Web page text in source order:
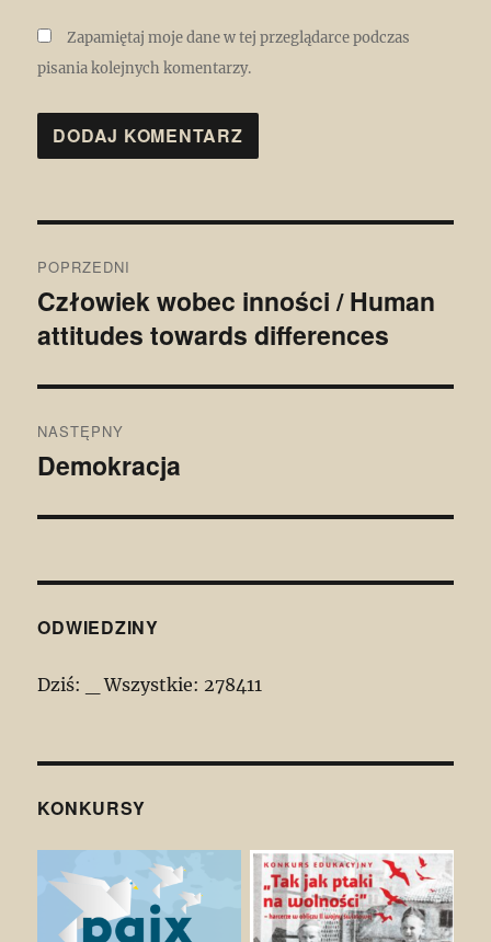
Zapamiętaj moje dane w tej przeglądarce podczas
pisania kolejnych komentarzy.
wpisu
POPRZEDNI
Poprzedni
wpis:
Człowiek wobec inności / Human
attitudes towards differences
NASTĘPNY
Następny
Demokracja
ODWIEDZINY
Dziś: Wszystkie: 278411
KONKURSY